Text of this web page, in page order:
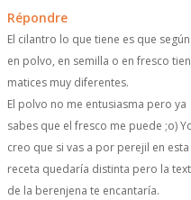
Répondre
El cilantro lo que tiene es que
en polvo, en semilla o en fresco
matices muy diferentes.
El polvo no me entusiasma pero ya
sabes que el fresco me puede ;o)
creo que si vas a por perejil en esta
receta quedaría distinta pero la
de la berenjena te encantaría.